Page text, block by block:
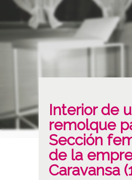
Interior de
remolque
Sección
de la
Caravansa